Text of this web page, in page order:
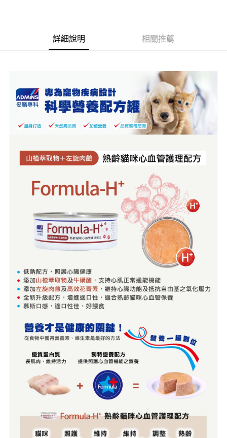
３．收到繳費通知簡訊後14天內，點擊此簡訊中的連結，可透過四大超商／
ATM／網路銀行／等多元方式進行付款，方視為交易完成。
※ 交易是否成功請以「AFTEE先享後付 」之結帳頁面顯示為準，若有關於
是否繳費成功／繳費後需取消欲退款等相關疑問，請聯繫「AFTEE先享後付
客戶支援中心」https://netprotections.freshdesk.com/support/home
１．透過由恩沛科技股份有限公司提供之「AFTEE先享後付」服務完成之交
易，需依本服務之必要範圍內提供個人資料，並將交易相關給付款項請求債
２．關於個人資料處理事宜，請瀏覽以下網址：
https://aftee.tw/terms/#terms3
３．未成年的使用者請事先徵得法定代理人或監護人之同意方可使用
「AFTEE先享後付」，若未經同意申辦者引起之損失，本公司不負相關責
４．使用「AFTEE先享後付」時，將依據個別帳號之用戶狀況，依本公司即
時審查核予不同之上限額度；若仍有額度不足之情形，本公司將視審查結果
請求用戶進行身份認證。
５．嚴禁一人註冊多個帳號或使用他人資訊註冊。若發現惡意使用之情形，
恩沛科技股份有限公司將有權停止該用戶之使用額度並採取法律行動。
7-11取貨付款
每筆NT$60，滿NT$1,111(含以上)免運費
每筆NT$110，滿NT$2,100(含以上)免運費
詳細說明 相關推薦